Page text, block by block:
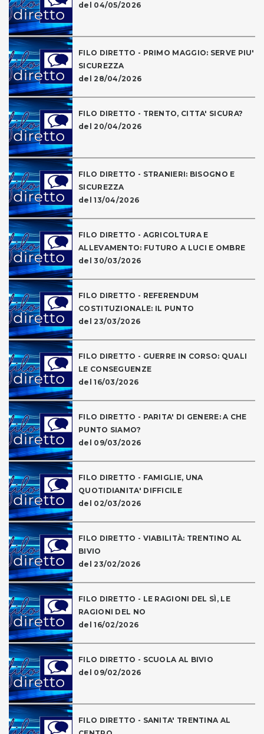
del 04/05/2026
FILO DIRETTO - PRIMO MAGGIO: SERVE PIU'
SICUREZZA
del 28/04/2026
FILO DIRETTO - TRENTO, CITTA' SICURA?
del 20/04/2026
FILO DIRETTO - STRANIERI: BISOGNO E
SICUREZZA
del 13/04/2026
FILO DIRETTO - AGRICOLTURA E
ALLEVAMENTO: FUTURO A LUCI E OMBRE
del 30/03/2026
FILO DIRETTO - REFERENDUM
COSTITUZIONALE: IL PUNTO
del 23/03/2026
FILO DIRETTO - GUERRE IN CORSO: QUALI
LE CONSEGUENZE
del 16/03/2026
FILO DIRETTO - PARITA' DI GENERE: A CHE
PUNTO SIAMO?
del 09/03/2026
FILO DIRETTO - FAMIGLIE, UNA
QUOTIDIANITA' DIFFICILE
del 02/03/2026
FILO DIRETTO - VIABILITÀ: TRENTINO AL
BIVIO
del 23/02/2026
FILO DIRETTO - LE RAGIONI DEL SÌ, LE
RAGIONI DEL NO
del 16/02/2026
FILO DIRETTO - SCUOLA AL BIVIO
del 09/02/2026
FILO DIRETTO - SANITA' TRENTINA AL